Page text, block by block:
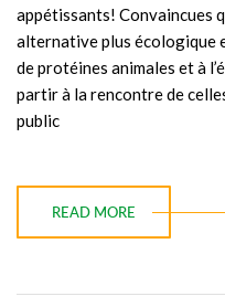
appétissants! Convaincues
alternative plus écologique
de protéines animales et à
partir à la rencontre de
public
READ MORE